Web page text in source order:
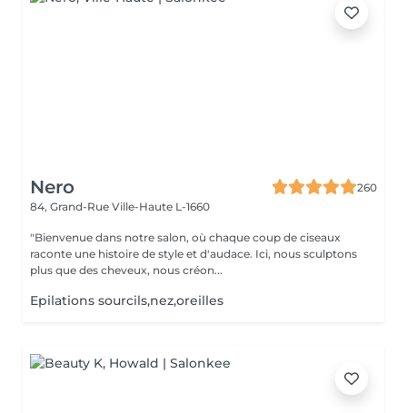
Nero
260
84, Grand-Rue Ville-Haute L-1660
"Bienvenue dans notre salon, où chaque coup de ciseaux
raconte une histoire de style et d'audace. Ici, nous sculptons
plus que des cheveux, nous créon...
Epilations sourcils,nez,oreilles